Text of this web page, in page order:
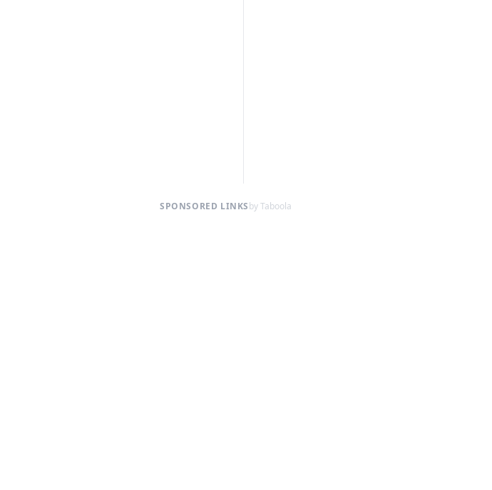
SPONSORED LINKSby Taboola